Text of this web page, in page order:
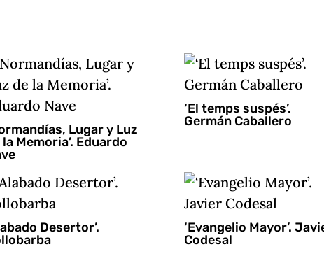
Lugar y Luz
Memoria’. Eduardo
‘El temps suspés’.
Germán Caballero
Desertor’.
‘Evangelio Mayor’.
Codesal